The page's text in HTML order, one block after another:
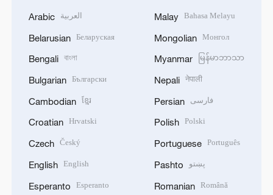
Arabic العربية
Belarusian Беларуская
Bengali বাংলা
Bulgarian Български
Cambodian ខ្មែរ
Croatian Hrvatski
Czech Český
English English
Esperanto Esperanto
Malay Bahasa Melayu
Mongolian Монгол
Myanmar မြန်မာဘာသာ
Nepali नेपाली
Persian فارسی
Polish Polski
Portuguese Português
Pashto پښتو
Romanian Română